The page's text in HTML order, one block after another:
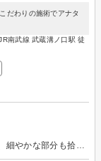
だわりの施術でアナタ
南武線 武蔵溝ノ口駅 徒